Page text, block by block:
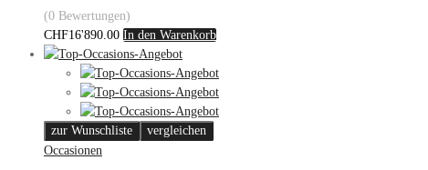
(0 Bewertungen)
CHF16'890.00 In den Warenkorb
zur Wunschliste
vergleichen
Occasionen